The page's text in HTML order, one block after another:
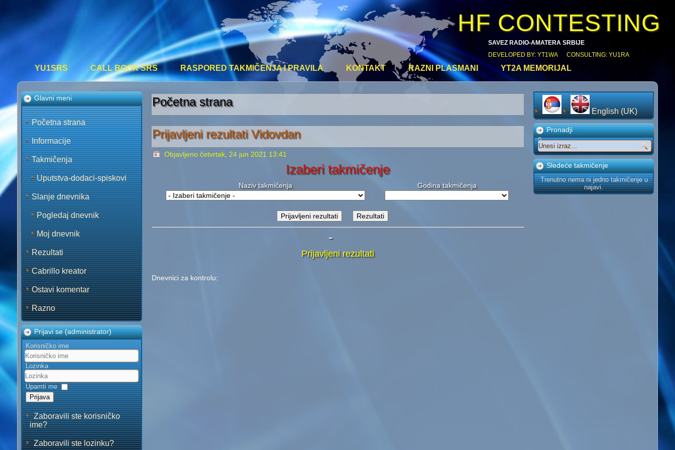
HF CONTESTING
SAVEZ RADIO-AMATERA SRBIJE
DEVELOPED BY: YT1WA CONSULTING: YU1RA
YU1SRS CALL BOOK SRS RASPORED TAKMIČENJA I PRAVILA KONTAKT RAZNI PLASMANI YT2A MEMORIJAL
Glavni meni
Početna strana
Informacije
Takmičenja
Uputstva-dodaci-spiskovi
Slanje dnevnika
Pogledaj dnevnik
Moj dnevnik
Rezultati
Cabrillo kreator
Ostavi komentar
Razno
Prijavi se (administrator)
Korisničko ime
Lozinka
Upamti me
Prijava
Zaboravili ste korisničko
ime?
Zaboravili ste lozinku?
Početna strana
Prijavljeni rezultati Vidovdan
Objavljeno četvrtak, 24 jun 2021 13:41
Izaberi takmičenje
Naziv takmičenja Godina takmičenja
-
Prijavljeni rezultati
Dnevnici za kontrolu:
English (UK)
Pronadji
0
Sledeće takmičenje
Trenutno nema ni jedno takmičenje u
najavi.